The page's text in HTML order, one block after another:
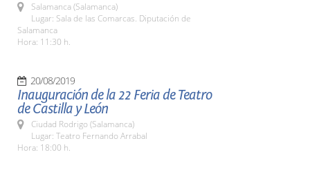
Salamanca (Salamanca)
Lugar: Sala de las Comarcas. Diputación de
Salamanca
Hora: 11:30 h.
20/08/2019
Inauguración de la 22 Feria de Teatro
de Castilla y León
Ciudad Rodrigo (Salamanca)
Lugar: Teatro Fernando Arrabal
Hora: 18:00 h.